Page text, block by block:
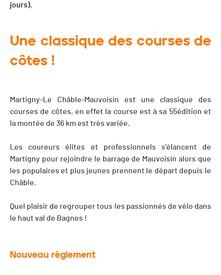
jours).
Une classique des courses de
côtes !
Martigny-Le Châble-Mauvoisin est une classique des
courses de côtes, en effet la course est à sa 55édition et
la montée de 36 km est très variée.
Les coureurs élites et professionnels s’élancent de
Martigny pour rejoindre le barrage de Mauvoisin alors que
les populaires et plus jeunes prennent le départ depuis le
Châble.
Quel plaisir de regrouper tous les passionnés de vélo dans
le haut val de Bagnes !
Nouveau règlement